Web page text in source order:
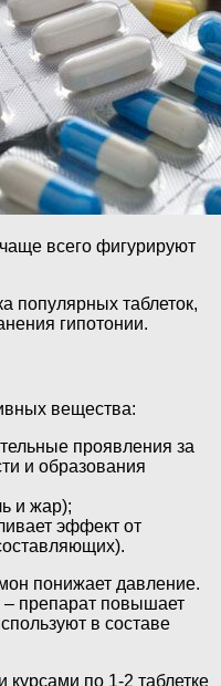
всего фигурируют
популярных таблеток,
гипотонии.
вещества:
проявления за
и образования
и жар);
эффект от
понижает давление.
– препарат повышает
в составе
по 1-2 таблетке